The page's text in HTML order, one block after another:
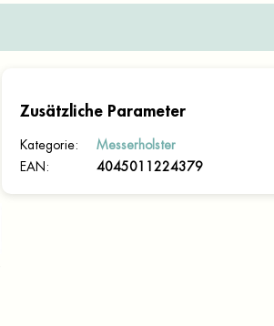
Zusätzliche Parameter
Kategorie:
Messerholster
EAN : 4045011224379